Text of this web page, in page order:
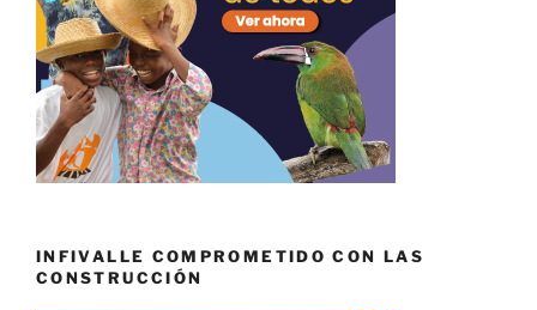
INFIVALLE COMPROMETIDO CON LAS
CONSTRUCCIÓN